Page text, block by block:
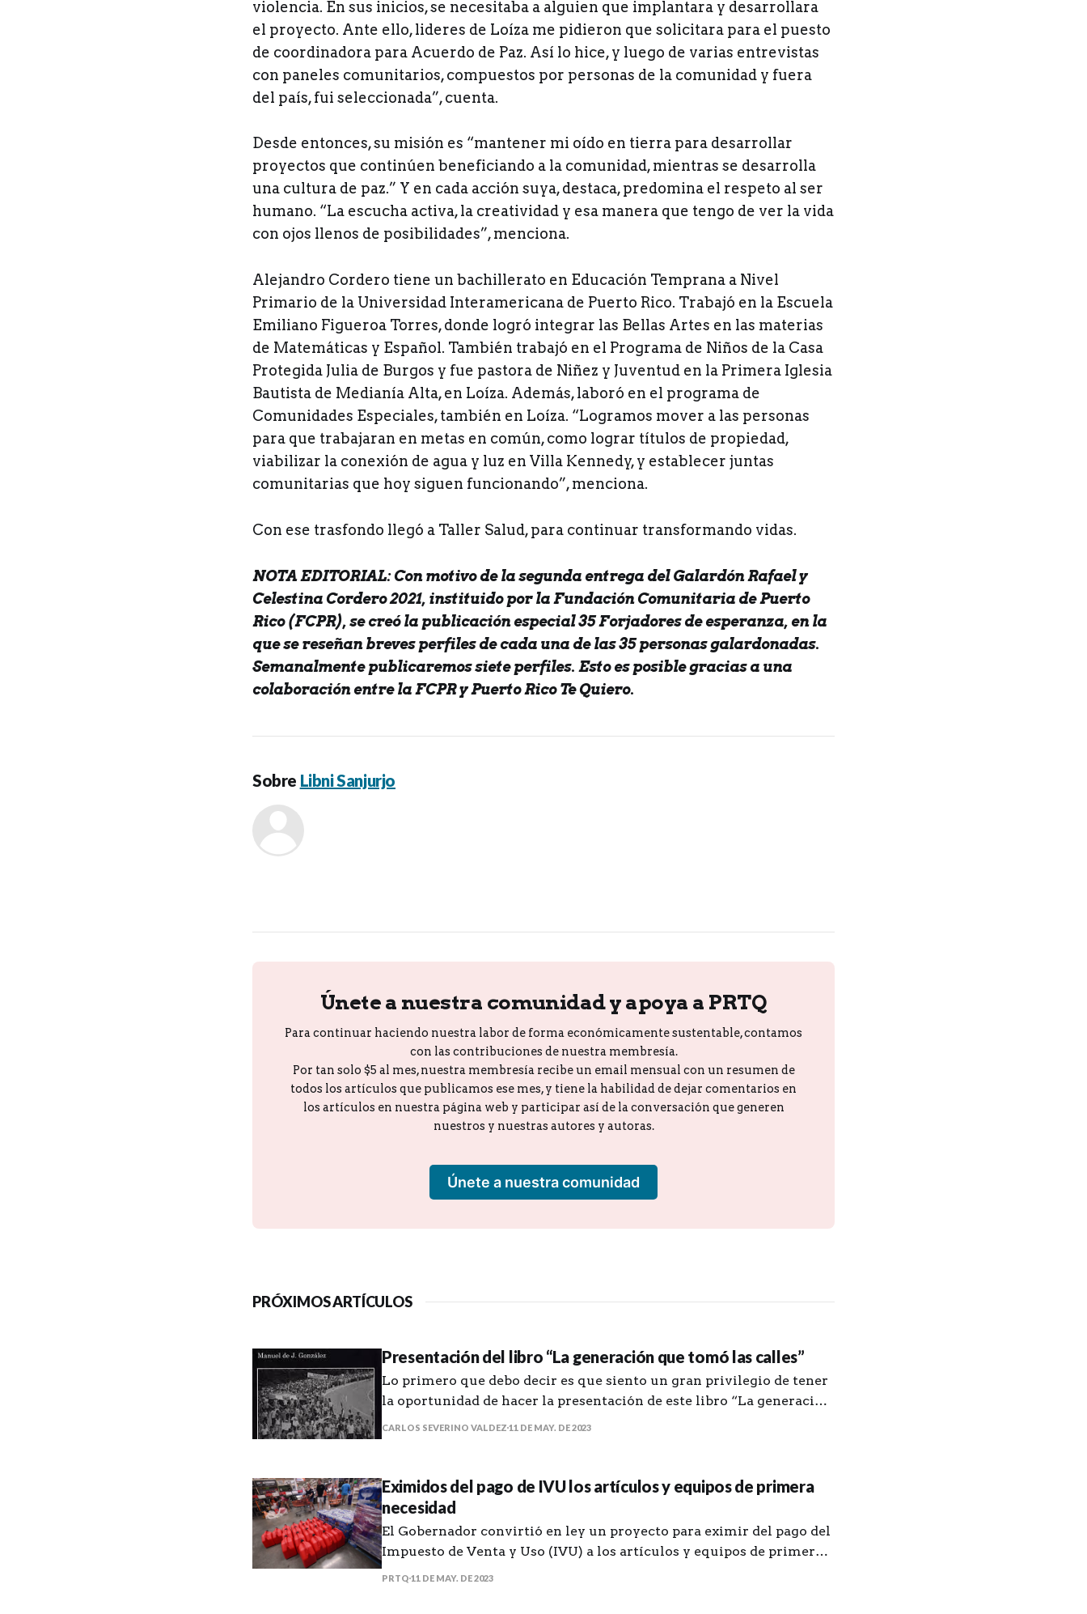
violencia. En sus inicios, se necesitaba a alguien que implantara y desarrollara
el proyecto. Ante ello, lideres de Loíza me pidieron que solicitara para el puesto
de coordinadora para Acuerdo de Paz. Así lo hice, y luego de varias entrevistas
con paneles comunitarios, compuestos por personas de la comunidad y fuera
del país, fui seleccionada”, cuenta.
Desde entonces, su misión es “mantener mi oído en tierra para desarrollar
proyectos que continúen beneficiando a la comunidad, mientras se desarrolla
una cultura de paz.” Y en cada acción suya, destaca, predomina el respeto al ser
humano. “La escucha activa, la creatividad y esa manera que tengo de ver la vida
con ojos llenos de posibilidades”, menciona.
Alejandro Cordero tiene un bachillerato en Educación Temprana a Nivel
Primario de la Universidad Interamericana de Puerto Rico. Trabajó en la Escuela
Emiliano Figueroa Torres, donde logró integrar las Bellas Artes en las materias
de Matemáticas y Español. También trabajó en el Programa de Niños de la Casa
Protegida Julia de Burgos y fue pastora de Niñez y Juventud en la Primera Iglesia
Bautista de Medianía Alta, en Loíza. Además, laboró en el programa de
Comunidades Especiales, también en Loíza. “Logramos mover a las personas
para que trabajaran en metas en común, como lograr títulos de propiedad,
viabilizar la conexión de agua y luz en Villa Kennedy, y establecer juntas
comunitarias que hoy siguen funcionando”, menciona.
Con ese trasfondo llegó a Taller Salud, para continuar transformando vidas.
NOTA EDITORIAL: Con motivo de la segunda entrega del Galardón Rafael y
Celestina Cordero 2021, instituido por la Fundación Comunitaria de Puerto
Rico (FCPR), se creó la publicación especial 35 Forjadores de esperanza, en la
que se reseñan breves perfiles de cada una de las 35 personas galardonadas.
Semanalmente publicaremos siete perfiles. Esto es posible gracias a una
colaboración entre la FCPR y Puerto Rico Te Quiero.
Sobre Libni Sanjurjo
Únete a nuestra comunidad y apoya a PRTQ
Para continuar haciendo nuestra labor de forma económicamente sustentable, contamos
con las contribuciones de nuestra membresía.
Por tan solo $5 al mes, nuestra membresía recibe un email mensual con un resumen de
todos los artículos que publicamos ese mes, y tiene la habilidad de dejar comentarios en
los artículos en nuestra página web y participar así de la conversación que generen
nuestros y nuestras autores y autoras.
Únete a nuestra comunidad
PRÓXIMOS ARTÍCULOS
Presentación del libro “La generación que tomó las calles”
Lo primero que debo decir es que siento un gran privilegio de tener
la oportunidad de hacer la presentación de este libro “La generación
que tomó las calles” del amigo Manuel de J. González. Le agradezco
CARLOS SEVERINO VALDEZ 11 DE MAY. DE 2023
Eximidos del pago de IVU los artículos y equipos de primera
necesidad
El Gobernador convirtió en ley un proyecto para eximir del pago del
Impuesto de Venta y Uso (IVU) a los artículos y equipos de primera
necesidad para la temporada de huracanes. Estarán exentos del IVU
PRTQ 11 DE MAY. DE 2023